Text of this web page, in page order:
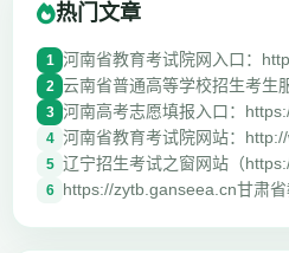
热门文章
1 河南省教育考试院网入口：
2 云南省普通高等学校招生考生
3 河南高考志愿填报入口：
4 河南省教育考试院网站：
5 辽宁招生考试之窗网站（
6 https://zytb.ganseea.cn甘肃